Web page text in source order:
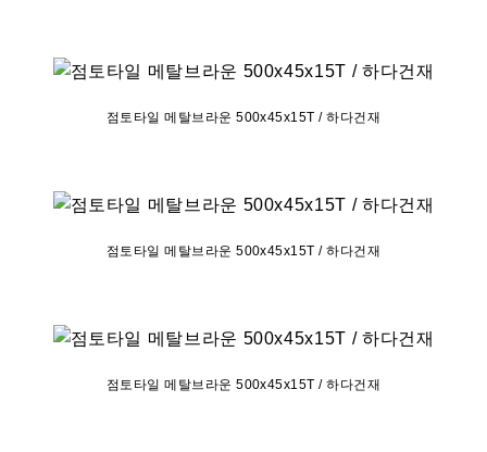
점토타일 메탈브라운 500x45x15T / 하다건재
점토타일 메탈브라운 500x45x15T / 하다건재
점토타일 메탈브라운 500x45x15T / 하다건재